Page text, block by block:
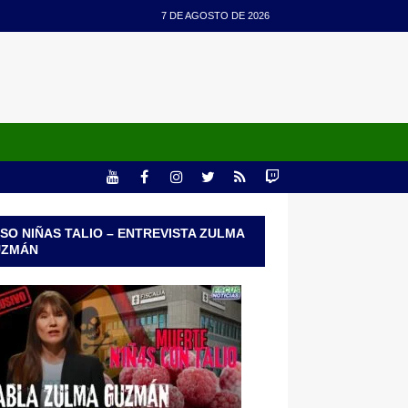
7 DE AGOSTO DE 2026
NIÑAS TALIO – ENTREVISTA ZULMA